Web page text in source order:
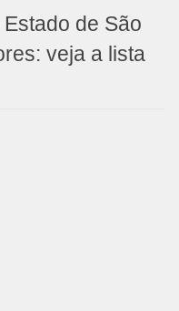
de São
veja a lista